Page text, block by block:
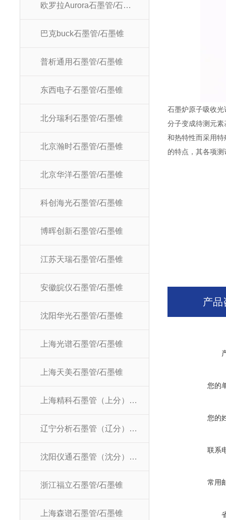
欧罗拉Aurora石墨管/石墨锥
巴克buck石墨管/石墨锥
普析通用石墨管/石墨锥
东西电子石墨管/石墨锥
北分瑞利石墨管/石墨锥
北京瀚时石墨管/石墨锥
北京华洋石墨管/石墨锥
科创海光石墨管/石墨锥
博晖创新石墨管/石墨锥
江苏天瑞石墨管/石墨锥
安徽皖仪石墨管/石墨锥
沈阳华光石墨管/石墨锥
上海光谱石墨管/石墨锥
上海天美石墨管/石墨锥
上海精科石墨管（上分）/石墨锥
辽宁分析石墨管（辽分）/石墨锥
沈阳仪通石墨管（沈分）/石墨锥
浙江福立石墨管/石墨锥
上海森谱石墨管/石墨锥
石墨炉原子吸收
分子变成待测元
和热特性而采用
的特点，其各项
产品
您的
您的
联系
常用